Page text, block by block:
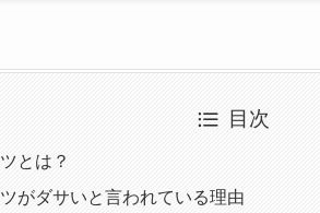
目次
とは？
がダサいと言われている理由